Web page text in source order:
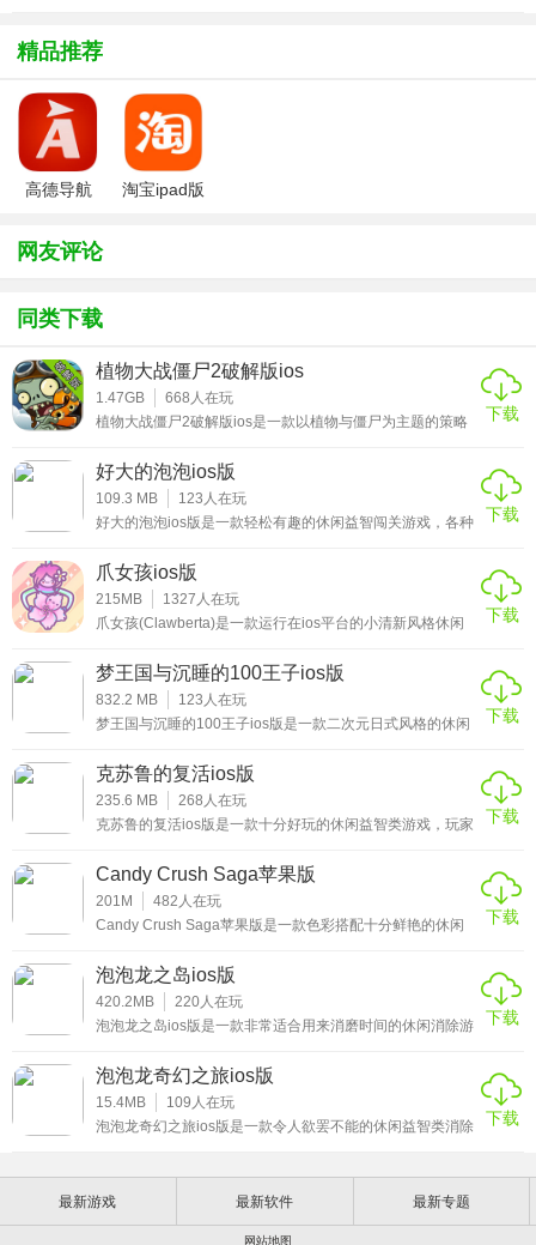
游戏亮点
1、趣味的游戏画面；
2、精致的街机玩法；
3、多样性的游戏内容；
4、数百种不同的玩具解锁。
以至于我在第一次看到这游戏时便了解了这个游戏的玩法，
可谓是一目了然。这款游戏的核心玩法是通过消灭星星来获
是每一关有目标分数,你同时消去的星星越多，就能得到越高
分，最后剩下的
精品推荐
高德导航
淘宝ipad版
网友评论
同类下载
植物大战僵尸2破解版ios
1.47GB 668 人在玩
植物大战僵尸2破解版ios是一款以植物与僵尸为主题的策略
作的经典玩法，并加入了许多新元素。游戏中玩家需要收集
阳光、在土地上种植植物防止僵尸的入侵。如果你玩过一
代，那么相信你一定轻松上手~值得一提的一点是豌豆射手
的变化，该作加入了植物的表情变化，简直是萌翻了有木
下载
好大的泡泡ios版
109.3 MB 123 人在玩
好大的泡泡ios版是一款轻松有趣的休闲益智闯关游戏，各种
过程中获得很多快乐。闯关过程中充满着各种各样的挑战，
玩家要小心处理这里的每一个游戏。当他们遇到游戏中的障
碍物时，他们必须灵活避开，这样他们才能继续前进，直到
他们到达终点，感兴趣的小伙伴赶紧来下载这款好大的泡泡
下载
爪女孩ios版
215MB 1327 人在玩
爪女孩(Clawberta)是一款运行在ios平台的小清新风格休闲
操作，通过点击屏幕来灵活的操控这个机器，不断的甩动爪
子精确的抓取，五颜六色的玩具蛋等你来拿，进行孵化获得
有趣的玩家，满足你所有的想象，带来治愈的游戏体验。除
此之外，游戏玩法非常的简单易上手，采用了开心抓娃娃玩
下载
梦王国与沉睡的100王子ios版
832.2 MB 123 人在玩
梦王国与沉睡的100王子ios版是一款二次元日式风格的休闲
牌、消除等多种玩法于一体，比传统故事类消除游戏覆盖面
更广泛，上手也更简单，在享受游戏的过程中，享受精美画
面，倾听悦耳的声音，感受动人的情节，何乐而不为?感兴
趣的小伙伴赶紧来下载这款梦王国与沉睡的100王子ios版游
下载
克苏鲁的复活ios版
235.6 MB 268 人在玩
克苏鲁的复活ios版是一款十分好玩的休闲益智类游戏，玩家
证，只要你能帮它找到那八个触角，就能得到丰厚的报酬。
玩家需要通过点击屏幕，寻找对自己有帮助的道具和线索，
解开谜题，就能找到克苏鲁的触角，从而获得丰厚的奖励，
感兴趣的小伙伴赶紧来下载这款克苏鲁的复活ios版游戏体验
下载
Candy Crush Saga苹果版
201M 482 人在玩
Candy Crush Saga苹果版是一款色彩搭配十分鲜艳的休闲
想的游戏世界中。游戏里各种颜色糖果爆炸的音效清脆悦
耳，仿佛连耳朵都可以感受到那甜美、梦幻的音乐，加上糖
果下落时的特殊节奏感，让指尖的动作跟着音乐节拍慢慢地
舞动起来，感兴趣的小伙伴赶紧来下载这款Candy Crush
下载
泡泡龙之岛ios版
420.2MB 220人在玩
泡泡龙之岛ios版是一款非常适合用来消磨时间的休闲消除游
射到与墙相同颜色的泡泡上，只需三个或者三个以上就可以
清除泡泡，当所有的泡泡都被清除后，玩家可以得到丰厚的
奖励并进入下一个关卡，非常适合用来消磨无聊的时间，感
兴趣的小伙伴赶紧来下载这款泡泡龙之岛ios版游戏体验吧。
下载
泡泡龙奇幻之旅ios版
15.4MB 109 人在玩
泡泡龙奇幻之旅ios版是一款令人欲罢不能的休闲益智类消除
斗，并利用各种出现的道具进行不断地消除，感兴趣的小伙
伴赶紧来下载这款泡泡龙奇幻之旅ios版游戏体验吧。
下载
最新游戏 最新软件 最新专题
网站地图